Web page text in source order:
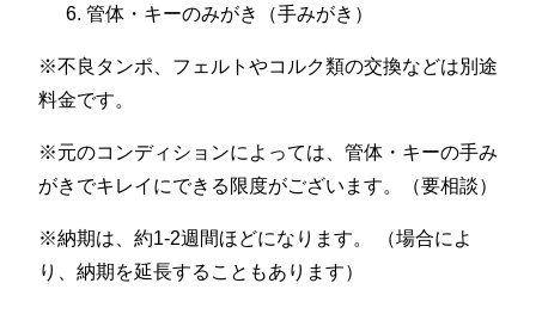
管体・キーのみがき（手みがき）
※不良タンポ、フェルトやコルク類の交換などは別途
料金です。
※元のコンディションによっては、管体・キーの手み
がきでキレイにできる限度がございます。（要相談）
※納期は、約1-2週間ほどになります。 （場合によ
り、納期を延長することもあります）